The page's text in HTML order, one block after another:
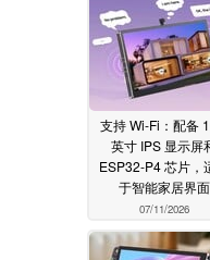
支持 Wi-Fi：配备
英寸 IPS 显示屏
ESP32-P4 芯片，
于智能家居界面
07/11/2026